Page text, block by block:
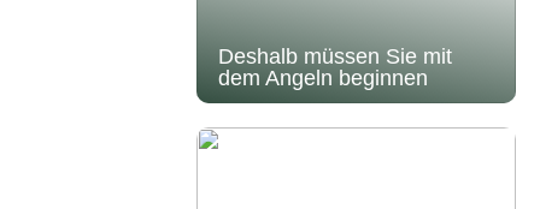
Deshalb müssen Sie mit
dem Angeln beginnen